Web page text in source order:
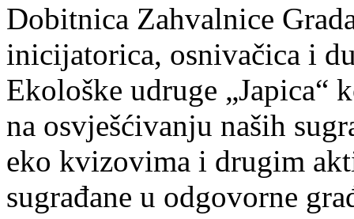
Dobitnica Zahvalnice
inicijatorica, osnivačica i
Ekološke udruge „Japica“
na osvješćivanju naših
eko kvizovima i drugim
sugrađane u odgovorne